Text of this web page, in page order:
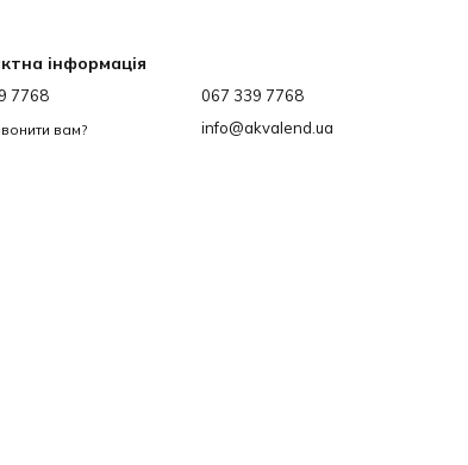
інформація
7768
вам?
067 339 7768
info@akvalend.ua